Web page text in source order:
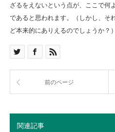
ざるをえないという点が、ここで何
であると思われます。（しかし、そ
ど本来的にありえるのでしょうか？）
前のページ
関連記事